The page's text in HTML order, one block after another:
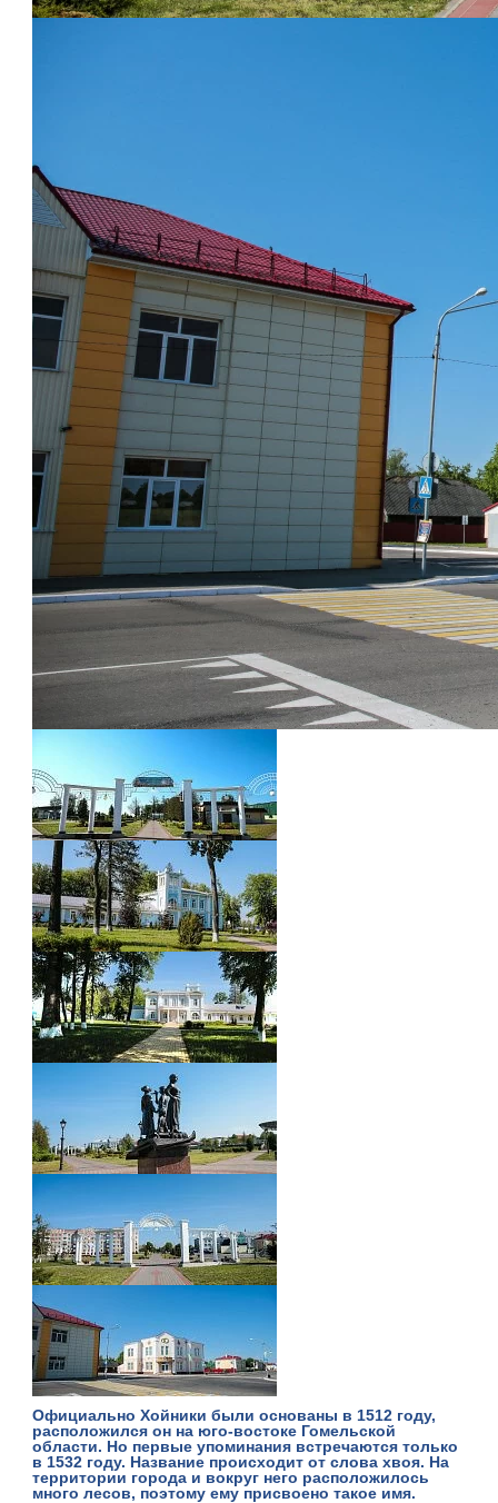
Официально Хойники были основаны в 1512 году,
расположился он на юго-востоке Гомельской
области. Но первые упоминания встречаются только
в 1532 году. Название происходит от слова хвоя. На
территории города и вокруг него расположилось
много лесов, поэтому ему присвоено такое имя.